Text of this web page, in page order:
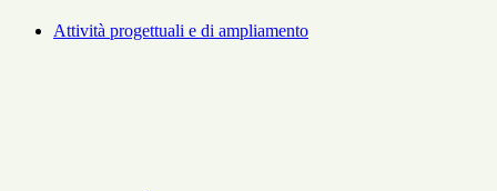
Attività progettuali e di ampliamento